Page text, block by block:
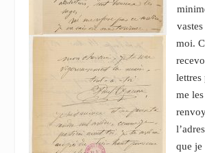
moi.
lettres
me les
que je